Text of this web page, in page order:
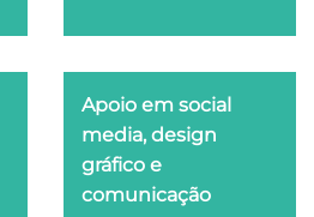
Apoio em social
media, design
gráfico e
comunicação